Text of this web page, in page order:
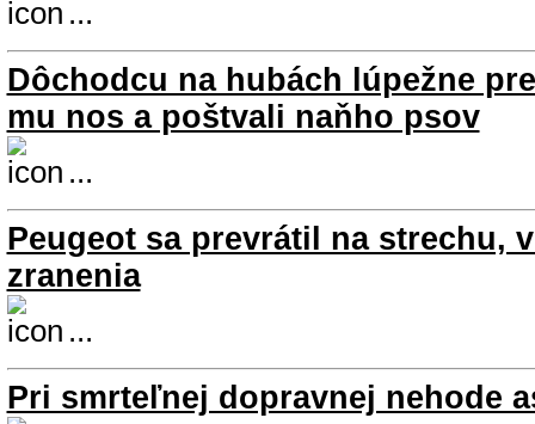
...
Dôchodcu na hubách lúpežne
mu nos a poštvali naňho psov
...
Peugeot sa prevrátil na strechu,
zranenia
...
Pri smrteľnej dopravnej nehode